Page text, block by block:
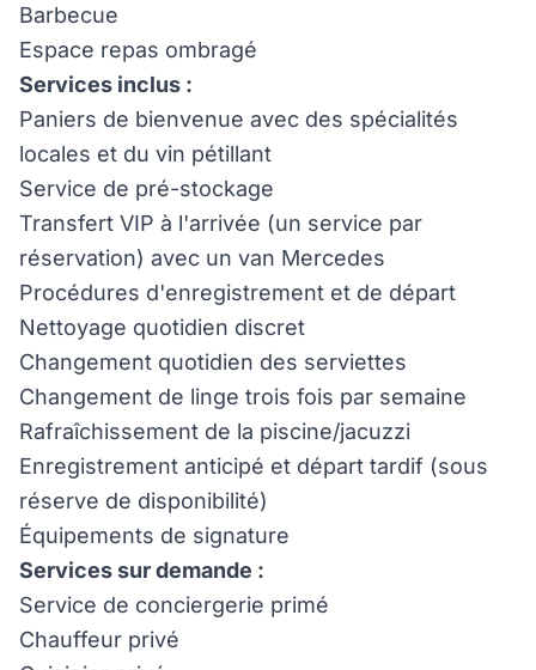
Barbecue
Espace repas ombragé
Services inclus :
Paniers de bienvenue avec des spécialités
locales et du vin pétillant
Service de pré-stockage
Transfert VIP à l'arrivée (un service par
réservation) avec un van Mercedes
Procédures d'enregistrement et de départ
Nettoyage quotidien discret
Changement quotidien des serviettes
Changement de linge trois fois par semaine
Rafraîchissement de la piscine/jacuzzi
Enregistrement anticipé et départ tardif (sous
réserve de disponibilité)
Équipements de signature
Services sur demande :
Service de conciergerie primé
Chauffeur privé